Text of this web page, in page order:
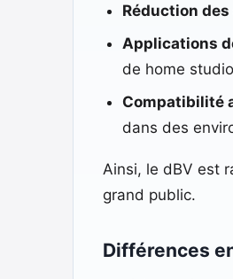
Réduction
Applications
de home
Compatibilité
dans des
Ainsi, le dBV est
grand public.
Différences